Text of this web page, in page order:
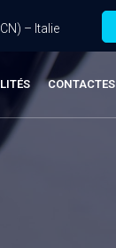
– Italie
CONTACTES